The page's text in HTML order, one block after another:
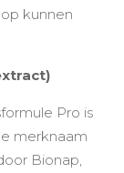
kunnen
Pro is
merknaam
Bionap,